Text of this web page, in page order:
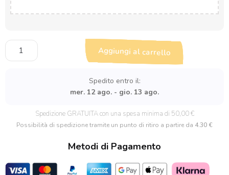
Stickers
Tondi
Aggiungi al carrello
Spedito entro il:
mer. 12 ago. - gio. 13 ago.
Spedizione GRATUITA con una spesa minima di 50,00 €
Possibilità di spedizione tramite un punto di ritiro a partire da 4.30 €
Metodi di Pagamento